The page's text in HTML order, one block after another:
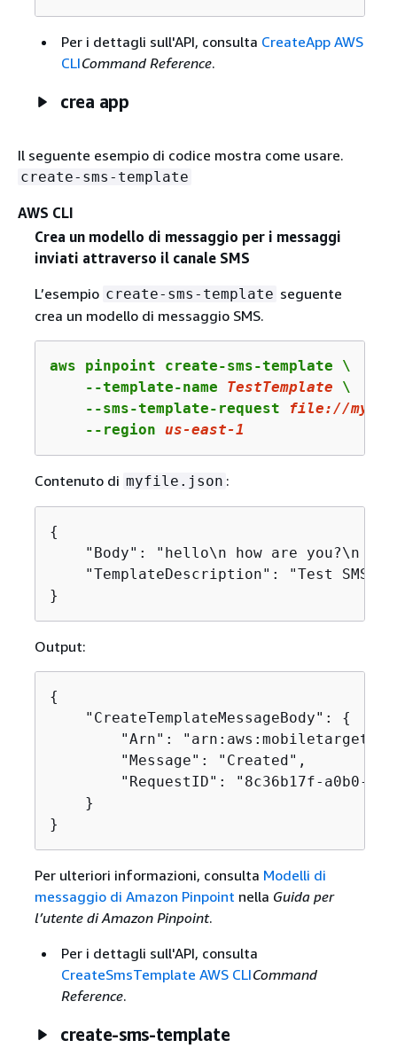
Per i dettagli sull'API, consulta CreateApp AWS
CLICommand Reference.
crea app
Il seguente esempio di codice mostra come usare.
create-sms-template
AWS CLI
Crea un modello di messaggio per i messaggi
inviati attraverso il canale SMS
L’esempio create-sms-template seguente
crea un modello di messaggio SMS.
aws pinpoint create-sms-template \
    --template-name
TestTemplate \
    --sms-template-request
file: //
    --region
us-east-1
Contenuto di myfile.json :
{
"Body": "hello\n how are you?\n
"TemplateDescription": "Test SMS
}
Output:
{
    "CreateTemplateMessageBody":
{
"Arn":
        "Message": "Created",
"RequestID": "8c36b17f-a0b0-
    }
}
Per ulteriori informazioni, consulta Modelli di
messaggio di Amazon Pinpoint nella Guida per
l’utente di Amazon Pinpoint.
Per i dettagli sull'API, consulta
CreateSmsTemplate AWS CLICommand
Reference.
create-sms-template